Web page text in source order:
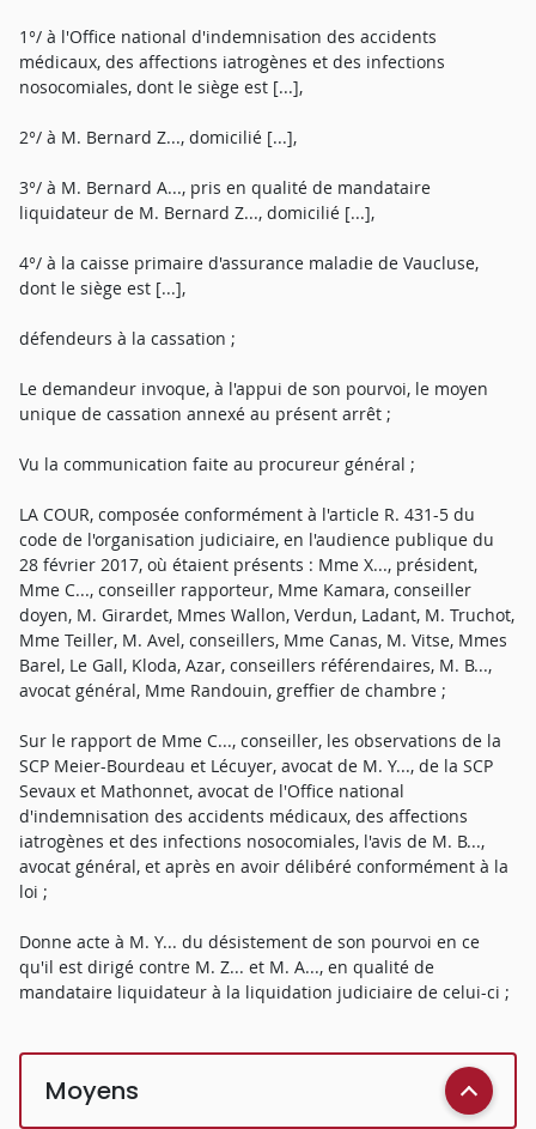
1°/ à l'Office national d'indemnisation des accidents
médicaux, des affections iatrogènes et des infections
nosocomiales, dont le siège est [...],
2°/ à M. Bernard Z..., domicilié [...],
3°/ à M. Bernard A..., pris en qualité de mandataire
liquidateur de M. Bernard Z..., domicilié [...],
4°/ à la caisse primaire d'assurance maladie de Vaucluse,
dont le siège est [...],
défendeurs à la cassation ;
Le demandeur invoque, à l'appui de son pourvoi, le moyen
unique de cassation annexé au présent arrêt ;
Vu la communication faite au procureur général ;
LA COUR, composée conformément à l'article R. 431-5 du
code de l'organisation judiciaire, en l'audience publique du
28 février 2017, où étaient présents : Mme X..., président,
Mme C..., conseiller rapporteur, Mme Kamara, conseiller
doyen, M. Girardet, Mmes Wallon, Verdun, Ladant, M. Truchot,
Mme Teiller, M. Avel, conseillers, Mme Canas, M. Vitse, Mmes
Barel, Le Gall, Kloda, Azar, conseillers référendaires, M. B...,
avocat général, Mme Randouin, greffier de chambre ;
Sur le rapport de Mme C..., conseiller, les observations de la
SCP Meier-Bourdeau et Lécuyer, avocat de M. Y..., de la SCP
Sevaux et Mathonnet, avocat de l'Office national
d'indemnisation des accidents médicaux, des affections
iatrogènes et des infections nosocomiales, l'avis de M. B...,
avocat général, et après en avoir délibéré conformément à la
loi ;
Donne acte à M. Y... du désistement de son pourvoi en ce
qu'il est dirigé contre M. Z... et M. A..., en qualité de
mandataire liquidateur à la liquidation judiciaire de celui-ci ;
Moyens